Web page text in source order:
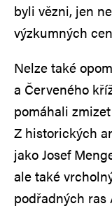
byli vězni, jen
výzkumných
Nelze také
a Červeného
pomáhali
Z historických
jako Josef
ale také
podřadných ras